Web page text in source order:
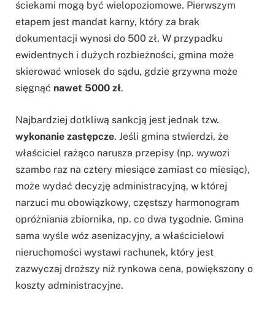
ściekami mogą być wielopoziomowe. Pierwszym
etapem jest mandat karny, który za brak
dokumentacji wynosi do 500 zł. W przypadku
ewidentnych i dużych rozbieżności, gmina może
skierować wniosek do sądu, gdzie grzywna może
sięgnąć nawet 5000 zł.
Najbardziej dotkliwą sankcją jest jednak tzw.
wykonanie zastępcze. Jeśli gmina stwierdzi, że
właściciel rażąco narusza przepisy (np. wywozi
szambo raz na cztery miesiące zamiast co miesiąc),
może wydać decyzję administracyjną, w której
narzuci mu obowiązkowy, częstszy harmonogram
opróżniania zbiornika, np. co dwa tygodnie. Gmina
sama wyśle wóz asenizacyjny, a właścicielowi
nieruchomości wystawi rachunek, który jest
zazwyczaj droższy niż rynkowa cena, powiększony o
koszty administracyjne.